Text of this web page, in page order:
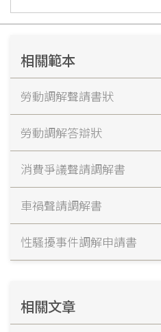
相關範本
勞動調解聲請書狀
勞動調解答辯狀
消費爭議聲請調解書
車禍聲請調解書
性騷擾事件調解申請書
相關文章